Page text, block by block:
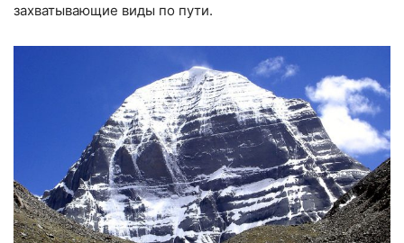
захватывающие виды по пути.